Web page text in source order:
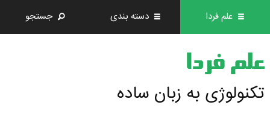
علم فردا دسته بندی جستجو
علم فردا
تکنولوژی به زبان ساده